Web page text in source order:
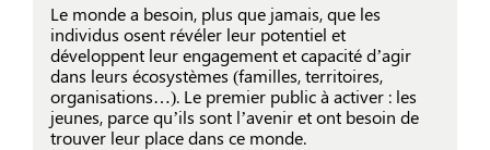
Le monde a besoin, plus que jamais, que les
individus osent révéler leur potentiel et
développent leur engagement et capacité d’agir
dans leurs écosystèmes (familles, territoires,
organisations…). Le premier public à activer : les
jeunes, parce qu’ils sont l’avenir et ont besoin de
trouver leur place dans ce monde.